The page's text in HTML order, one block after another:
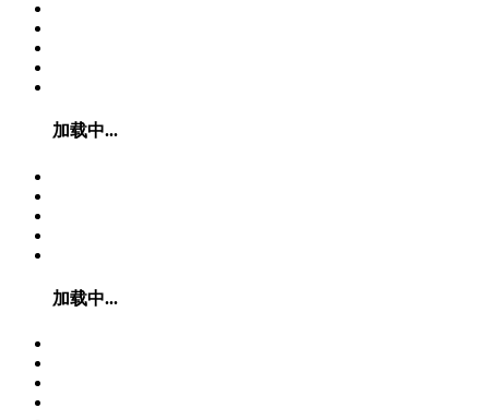
加载中...
加载中...